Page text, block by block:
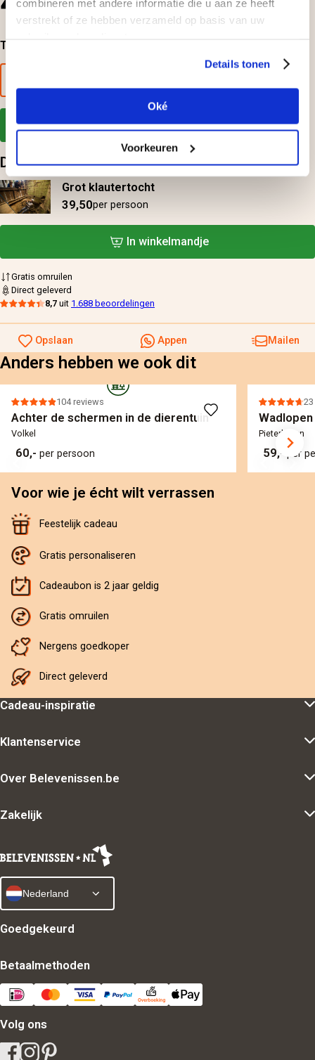
combineren met andere informatie die u aan ze heeft
verstrekt of ze hebben verzameld op basis van uw
Details tonen
Oké
Voorkeuren
Top-beoordelingen
Deel jouw ervaring
Deze doen? Leuk cadeau hoor
Grot klautertocht
39,50per persoon
In winkelmandje
Gratis omruilen
Direct geleverd
8,7 uit 1.688 beoordelingen
Opslaan Appen Mailen
Anders hebben we ook dit
104 reviews
Achter de schermen in de dierentuin
Volkel
60,- per persoon
Pieterburen
59,- per
Voor wie je écht wilt verrassen
Feestelijk cadeau
Gratis personaliseren
Cadeaubon is 2 jaar geldig
Gratis omruilen
Nergens goedkoper
Direct geleverd
Cadeau-inspiratie
Klantenservice
Over Belevenissen.be
Zakelijk
Nederland
Goedgekeurd
Betaalmethoden
Volg ons